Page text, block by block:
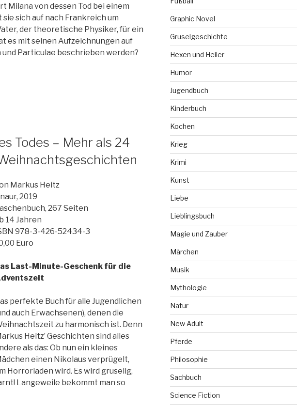
Milana von dessen Tod bei einem
sich auf nach Frankreich um
der theoretische Physiker, für ein
es mit seinen Aufzeichnungen auf
Particulae beschrieben werden?
Todes – Mehr als 24
Markus Heitz
2019
267 Seiten
14 Jahren
978-3-426-52434-3
Euro
Last-Minute-Geschenk für die
perfekte Buch für alle Jugendlichen
auch Erwachsenen), denen die
zu harmonisch ist. Denn
Heitz’ Geschichten sind alles
als das: Ob nun ein kleines
einen Nikolaus verprügelt,
Horrorladen wird. Es wird gruselig,
Langeweile bekommt man so
Graphic Novel
Gruselgeschichte
Hexen und Heiler
Humor
Jugendbuch
Kinderbuch
Kochen
Krieg
Krimi
Kunst
Liebe
Lieblingsbuch
Magie und Zauber
Märchen
Musik
Mythologie
Natur
New Adult
Pferde
Philosophie
Sachbuch
Science Fiction